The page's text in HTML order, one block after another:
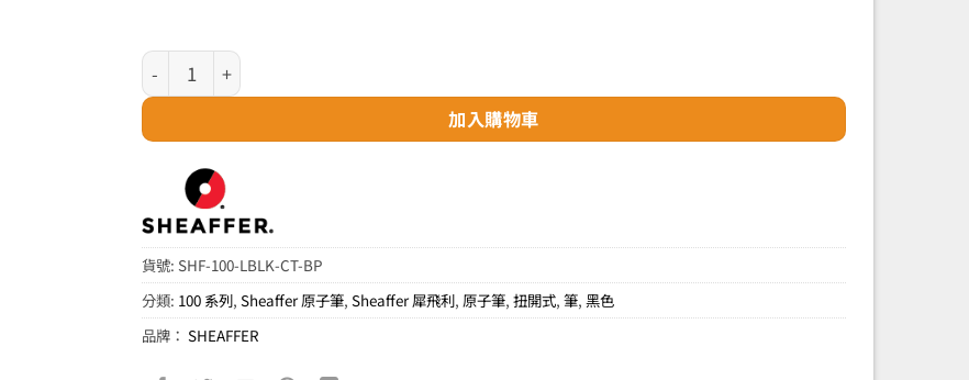
Sheaffer 100 系列 - 亮黑色銀夾原子筆 (E2933851CS) 數量
加入購物車
貨號:SHF-100-LBLK-CT-BP
分類: 100 系列,Sheaffer 原子筆,Sheaffer 犀飛利, 原子筆,扭開式,筆,黑色
品牌：SHEAFFER